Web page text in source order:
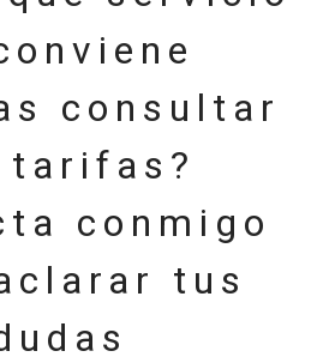
consultar
tarifas?
conmigo
tus